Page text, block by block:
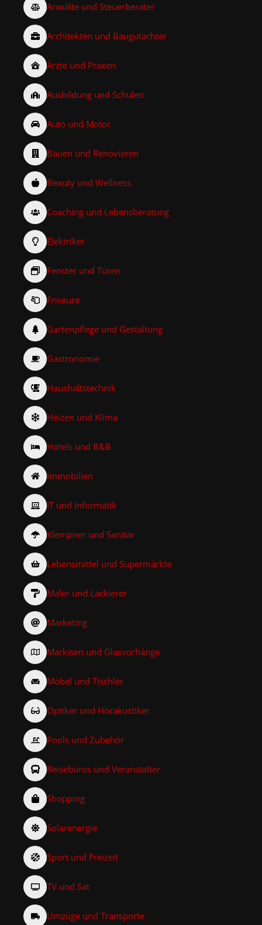
Anwälte und Steuerberater
Architekten und Baugutachter
Ärzte und Praxen
Ausbildung und Schulen
Auto und Motor
Bauen und Renovieren
Beauty und Wellness
Coaching und Lebensberatung
Elektriker
Fenster und Türen
Friseure
Gartenpflege und Gestaltung
Gastronomie
Haushaltstechnik
Heizen und Klima
Hotels und B&B
Immobilien
IT und Informatik
Klempner und Sanitär
Lebensmittel und Supermärkte
Maler und Lackierer
Marketing
Markisen und Glasvorhänge
Möbel und Tischler
Optiker und Hörakustiker
Pools und Zubehör
Reisebüros und Veranstalter
Shopping
Solarenergie
Sport und Freizeit
TV und Sat
Umzüge und Transporte